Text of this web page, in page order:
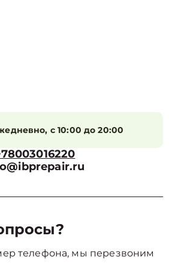
с 10:00 до 20:00
телефона, мы перезвоним